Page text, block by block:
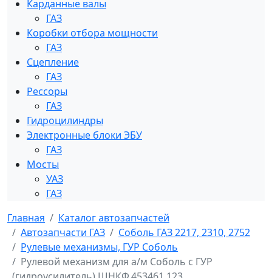
Карданные валы
ГАЗ
Коробки отбора мощности
ГАЗ
Сцепление
ГАЗ
Рессоры
ГАЗ
Гидроцилиндры
Электронные блоки ЭБУ
ГАЗ
Мосты
УАЗ
ГАЗ
Главная
Каталог автозапчастей
Автозапчасти ГАЗ
Соболь ГАЗ 2217, 2310, 2752
Рулевые механизмы, ГУР Соболь
Рулевой механизм для а/м Соболь с ГУР